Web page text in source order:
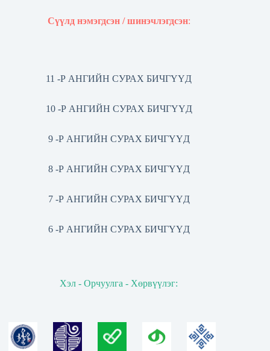
Сүүлд нэмэгдсэн / шинэчлэгдсэн:
11 -Р АНГИЙН СУРАХ БИЧГҮҮД
10 -Р АНГИЙН СУРАХ БИЧГҮҮД
9 -Р АНГИЙН СУРАХ БИЧГҮҮД
8 -Р АНГИЙН СУРАХ БИЧГҮҮД
7 -Р АНГИЙН СУРАХ БИЧГҮҮД
6 -Р АНГИЙН СУРАХ БИЧГҮҮД
Хэл - Орчуулга - Хөрвүүлэг: